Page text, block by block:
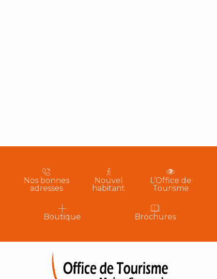
Nos bonnes
adresses
Nouvel
habitant
L’Office de
Tourisme
Boutique Brochures